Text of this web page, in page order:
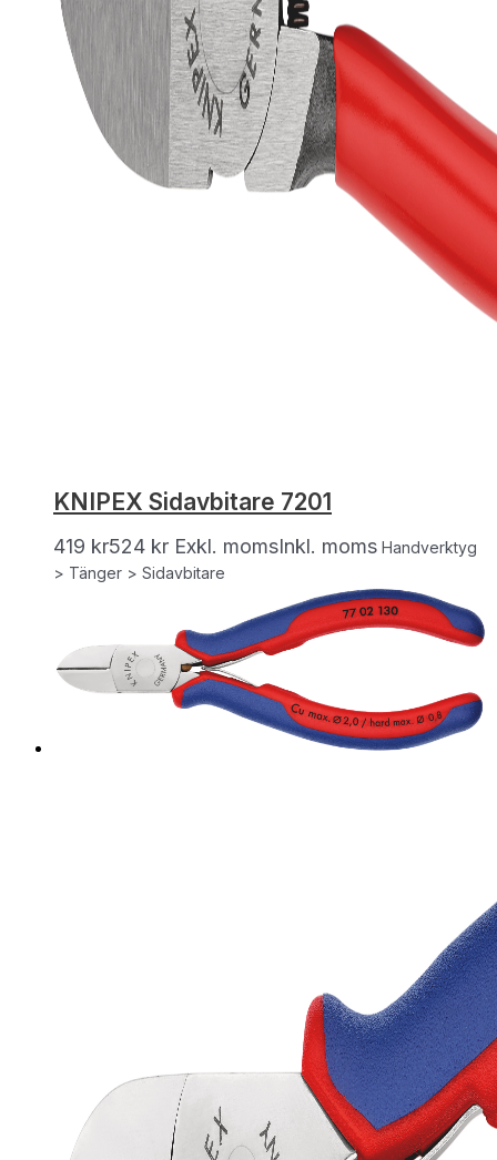
KNIPEX Sidavbitare 7201
419 kr524 kr Exkl. momsInkl. moms Handverktyg
> Tänger > Sidavbitare